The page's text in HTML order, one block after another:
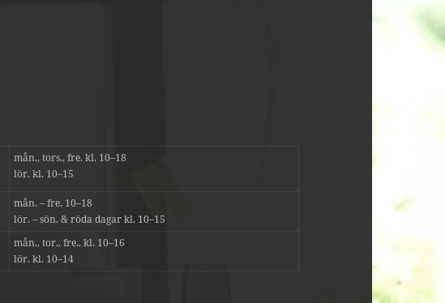
mån., tors., fre. kl. 10–18
lör. kl. 10–15
mån. – fre. 10–18
lör. – sön. & röda dagar kl. 10–15
mån., tor., fre., kl. 10–16
lör. kl. 10–14